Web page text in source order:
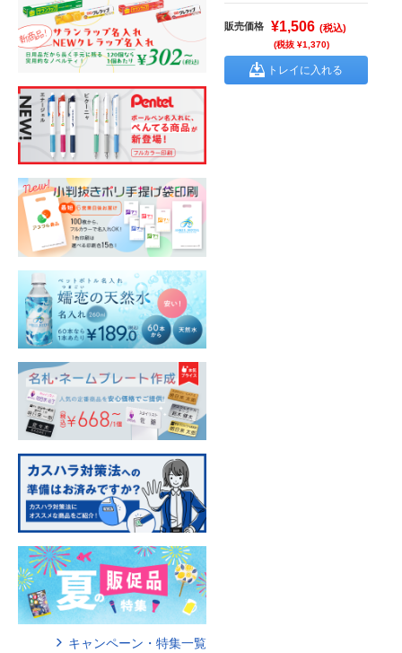
販売価格 ¥1,506 (税込)
(税抜 ¥1,370)
トレイに入れる
キャンペーン・特集一覧